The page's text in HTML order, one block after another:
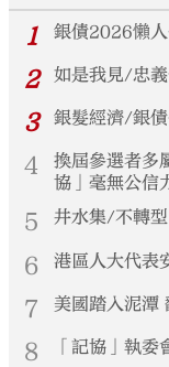
1
銀債2026懶
2 如是我見/忠
3 銀髮經濟/銀
4
換屆參選者多
協」毫無公信
5 井水集/不轉
6 港區人大代表
7 美國踏入泥潭
8 「記協」執